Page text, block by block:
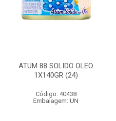
ATUM 88 SOLIDO OLEO
1X140GR (24)
Código: 40438
Embalagem: UN